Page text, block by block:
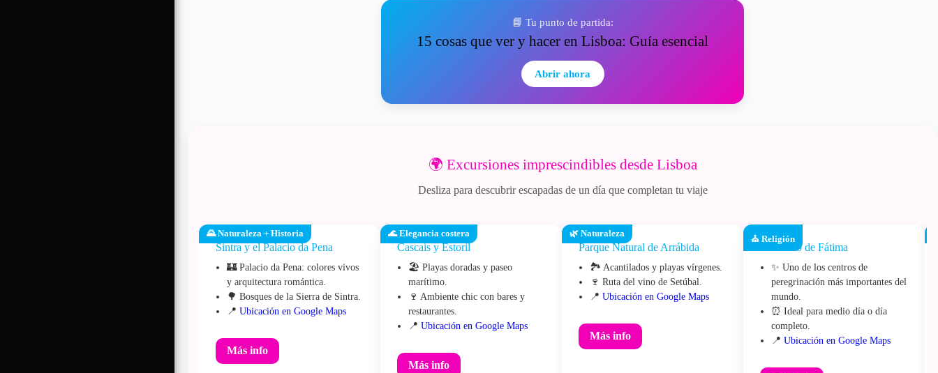
📘 Tu punto de partida:
15 cosas que ver y hacer en Lisboa: Guía esencial
Abrir ahora
🌍 Excursiones imprescindibles desde Lisboa
Desliza para descubrir escapadas de un día que completan tu viaje
🌄 Naturaleza + Historia
Sintra y el Palacio da Pena
🏰 Palacio da Pena: colores vivos
y arquitectura romántica.
🌳 Bosques de la Sierra de Sintra.
📍 Ubicación en Google Maps
Más info
🌊 Elegancia costera
Cascais y Estoril
🏖️ Playas doradas y paseo
marítimo.
🍷 Ambiente chic con bares y
restaurantes.
📍 Ubicación en Google Maps
Más info
🌿 Naturaleza
Parque Natural de Arrábida
🏞️ Acantilados y playas vírgenes.
🍷 Ruta del vino de Setúbal.
📍 Ubicación en Google Maps
Más info
⛪ Religión
Santuario de Fátima
✨ Uno de los centros de
peregrinación más importantes del
mundo.
⏰ Ideal para medio día o día
completo.
📍 Ubicación en Google Maps